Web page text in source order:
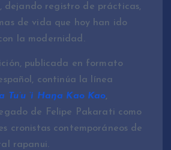
dejando registro de prácticas,
de vida que hoy han ido
la modernidad.
publicada en formato
continúa la línea
Tu’u ‘i Haŋa Kao Kao,
de Felipe Pakarati como
cronistas contemporáneos de
rapanui.